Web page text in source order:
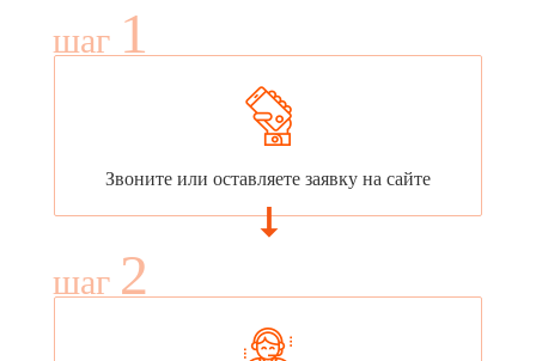
шаг 1
Звоните или оставляете заявку на сайте
шаг 2